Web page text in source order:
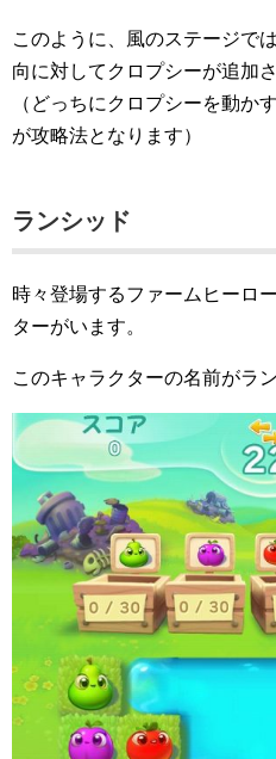
このように、風のステージで
向に対してクロプシーが追加
（どっちにクロプシーを動か
が攻略法となります）
ランシッド
時々登場するファームヒーロ
ターがいます。
このキャラクターの名前がラ